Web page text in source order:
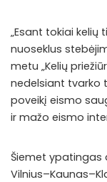
„Esant tokiai kelių
nuoseklus
metu „Kelių
nedelsiant tvarko
poveikį eismo
ir mažo eismo
Šiemet ypatingas